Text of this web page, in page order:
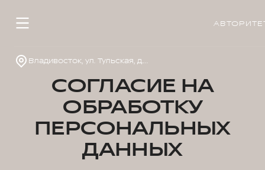
Владивосток, ул. Тульская, д. 22
СОГЛАСИЕ НА
ОБРАБОТКУ
ПЕРСОНАЛЬНЫХ
ДАННЫХ